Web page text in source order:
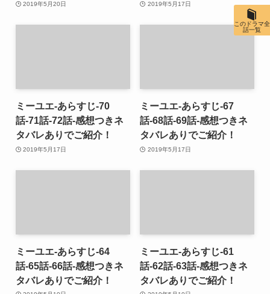
2019年5月20日 2019年5月17日
ミーユエ-あらすじ-70
話-71話-72話-感想つきネ
タバレありでご紹介！
2019年5月17日
ミーユエ-あらすじ-67
話-68話-69話-感想つきネ
タバレありでご紹介！
2019年5月17日
ミーユエ-あらすじ-64
話-65話-66話-感想つきネ
タバレありでご紹介！
ミーユエ-あらすじ-61
話-62話-63話-感想つきネ
タバレありでご紹介！
このドラマ全
話一覧